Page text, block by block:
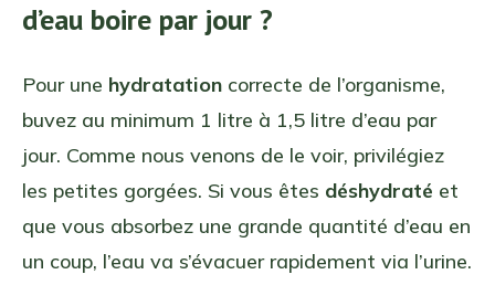
d’eau boire par jour ?
Pour une hydratation correcte de l’organisme,
buvez au minimum 1 litre à 1,5 litre d’eau par
jour. Comme nous venons de le voir, privilégiez
les petites gorgées. Si vous êtes déshydraté et
que vous absorbez une grande quantité d’eau en
un coup, l’eau va s’évacuer rapidement via l’urine.